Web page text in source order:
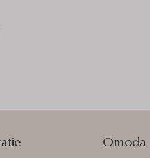
Omoda